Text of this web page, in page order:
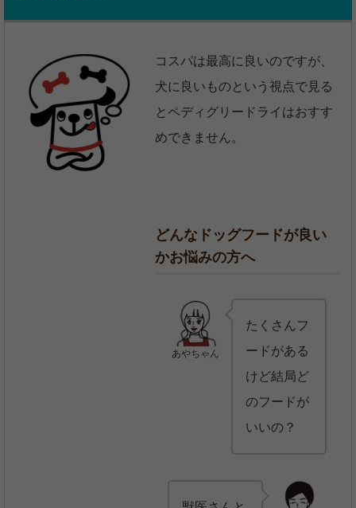
コスパは最高に良いのですが、
犬に良いものという視点で見る
とペディグリードライはおすす
めできません。
どんなドッグフードが良い
かお悩みの方へ
あやちゃん
たくさんフ
ードがある
けど結局ど
のフードが
いいの？